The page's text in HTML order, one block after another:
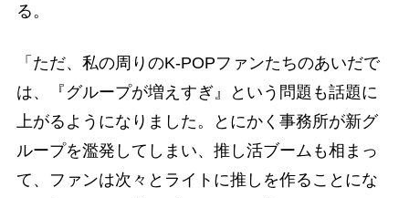
る。
「ただ、私の周りのK-POPファンたちのあいだで
は、『グループが増えすぎ』という問題も話題に
上がるようになりました。とにかく事務所が新グ
ループを濫発してしまい、推し活ブームも相まっ
て、ファンは次々とライトに推しを作ることにな